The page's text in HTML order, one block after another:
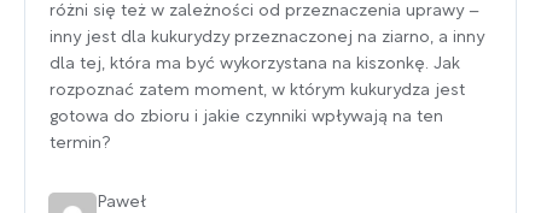
różni się też w zależności od przeznaczenia uprawy –
inny jest dla kukurydzy przeznaczonej na ziarno, a inny
dla tej, która ma być wykorzystana na kiszonkę. Jak
rozpoznać zatem moment, w którym kukurydza jest
gotowa do zbioru i jakie czynniki wpływają na ten
termin?
Paweł